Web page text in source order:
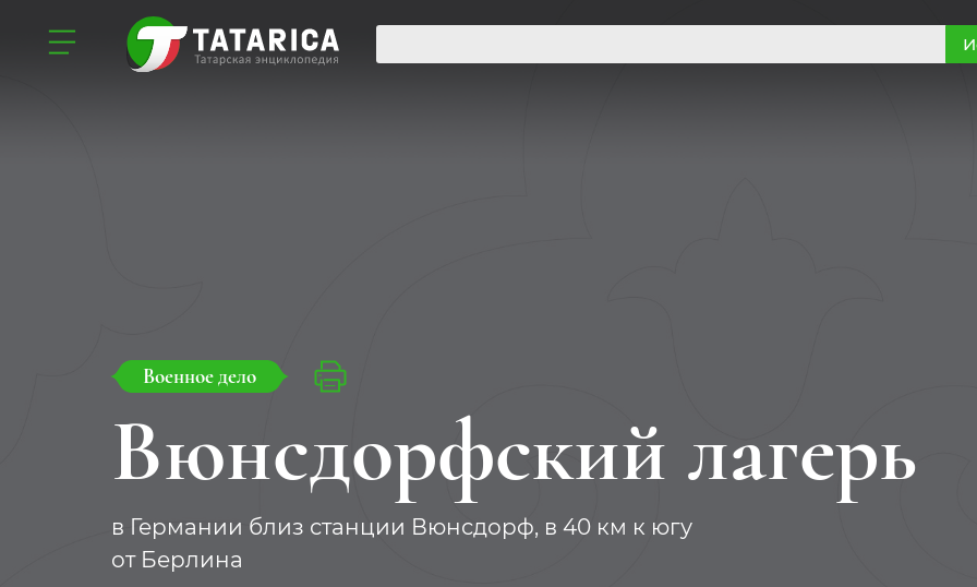
Военное дело
Вюнсдорфский лагерь
в Германии близ станции Вюнсдорф, в 40 км к югу
от Берлина